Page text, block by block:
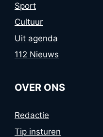
Sport
Cultuur
Uit agenda
112 Nieuws
OVER ONS
Redactie
Tip insturen